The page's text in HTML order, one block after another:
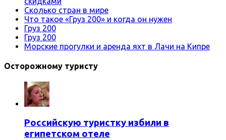
Сколько стран в мире
Что такое «Груз 200» и когда он нужен
Груз 200
Груз 200
Морские прогулки и аренда яхт в Лачи на Кипре
Осторожному туристу
Российскую туристку избили в
египетском отеле